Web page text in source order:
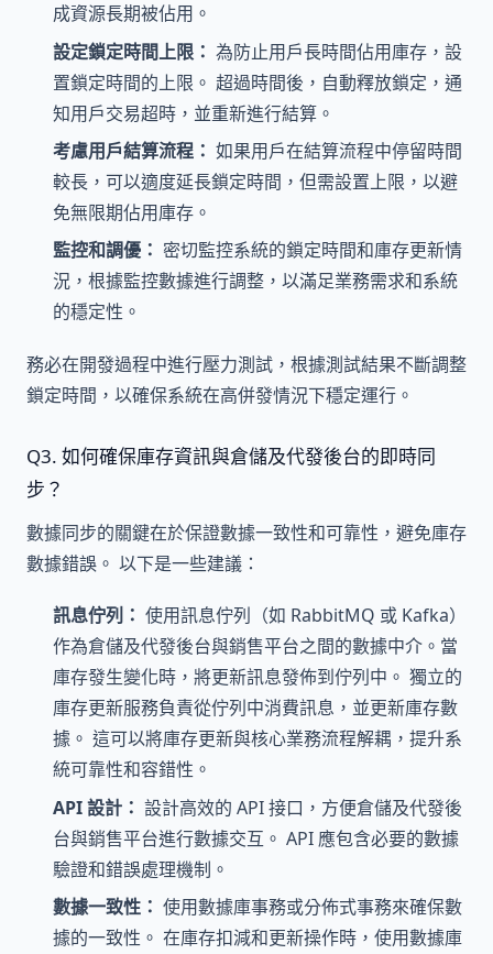
成資源長期被佔用。
設定鎖定時間上限： 為防止用戶長時間佔用庫存，設
置鎖定時間的上限。 超過時間後，自動釋放鎖定，通
知用戶交易超時，並重新進行結算。
考慮用戶結算流程： 如果用戶在結算流程中停留時間
較長，可以適度延長鎖定時間，但需設置上限，以避
免無限期佔用庫存。
監控和調優： 密切監控系統的鎖定時間和庫存更新情
況，根據監控數據進行調整，以滿足業務需求和系統
的穩定性。
務必在開發過程中進行壓力測試，根據測試結果不斷調整
鎖定時間，以確保系統在高併發情況下穩定運行。
Q3. 如何確保庫存資訊與倉儲及代發後台的即時同
步？
數據同步的關鍵在於保證數據一致性和可靠性，避免庫存
數據錯誤。 以下是一些建議：
訊息佇列： 使用訊息佇列（如 RabbitMQ 或 Kafka）
作為倉儲及代發後台與銷售平台之間的數據中介。當
庫存發生變化時，將更新訊息發佈到佇列中。 獨立的
庫存更新服務負責從佇列中消費訊息，並更新庫存數
據。 這可以將庫存更新與核心業務流程解耦，提升系
統可靠性和容錯性。
API 設計： 設計高效的 API 接口，方便倉儲及代發後
台與銷售平台進行數據交互。 API 應包含必要的數據
驗證和錯誤處理機制。
數據一致性： 使用數據庫事務或分佈式事務來確保數
據的一致性。 在庫存扣減和更新操作時，使用數據庫